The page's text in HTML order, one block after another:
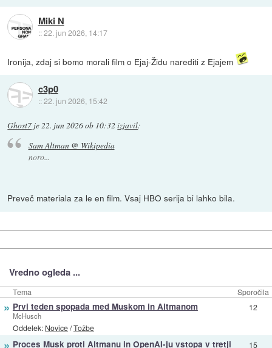
Miki N
::22. jun 2026, 14:17
Ironija, zdaj si bomo morali film o Ejaj-Židu narediti z Ejajem
c3p0
::22. jun 2026, 15:42
Ghost7 je22. jun 2026 ob 10:32 izjavil:
Sam Altman @ Wikipedia
noro...
Preveč materiala za le en film. Vsaj HBO serija bi lahko bila.
Vredno ogleda ...
Tema Sporočila
» Prvi teden spopada med Muskom in Altmanom
McHusch
Oddelek: Novice/Tožbe
12
Proces Musk proti Altmanu in OpenAI-ju vstopa v tretji 15